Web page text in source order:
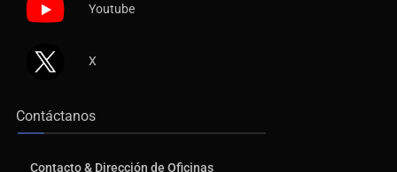
Youtube
X
Contáctanos
Contacto & Dirección de Oficinas